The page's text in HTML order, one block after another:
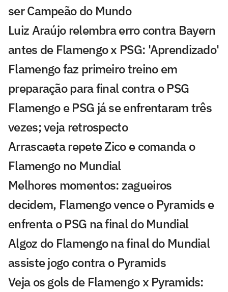
ser Campeão do Mundo
Luiz Araújo relembra erro contra Bayern
antes de Flamengo x PSG: 'Aprendizado'
Flamengo faz primeiro treino em
preparação para final contra o PSG
Flamengo e PSG já se enfrentaram três
vezes; veja retrospecto
Arrascaeta repete Zico e comanda o
Flamengo no Mundial
Melhores momentos: zagueiros
decidem, Flamengo vence o Pyramids e
enfrenta o PSG na final do Mundial
Algoz do Flamengo na final do Mundial
assiste jogo contra o Pyramids
Veja os gols de Flamengo x Pyramids: